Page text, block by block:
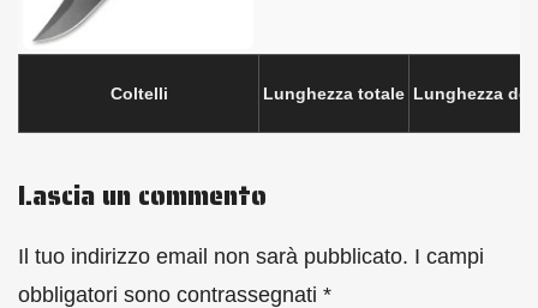
Coltelli Lunghezza totale Lunghezza
Lascia un commento
Il tuo indirizzo email non sarà pubblicato. I campi
obbligatori sono contrassegnati *